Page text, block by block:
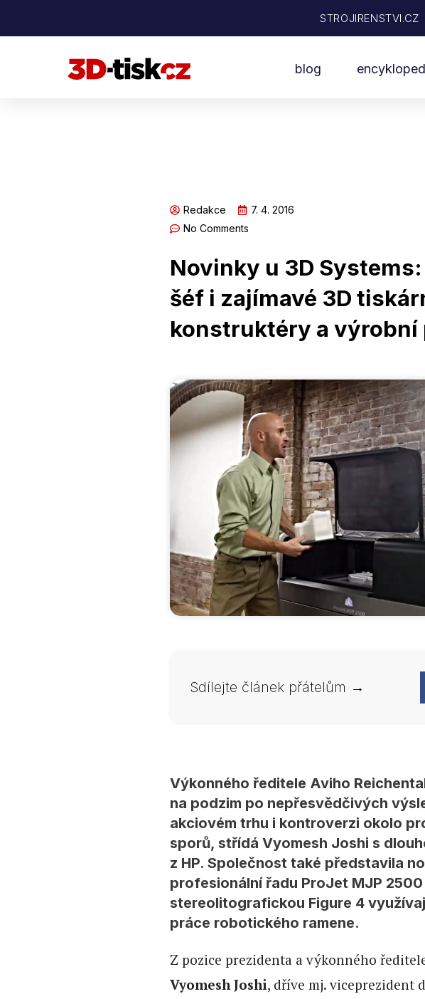
na
STROJIRENSTVI.CZ
blog
Redakce
7. 4. 2016
No Comments
Novinky u 3D
šéf i zajímavé 3D
konstruktéry a výrobní
Sdílejte článek přátelům →
Výkonného ředitele Aviho
na podzim po nepřesvědčivých
akciovém trhu i kontroverzi okolo
sporů, střídá Vyomesh Joshi s
z HP. Společnost také představila
profesionální řadu ProJet MJP
stereolitografickou Figure 4
práce robotického ramene.
Z pozice prezidenta a výkonného
Vyomesh Joshi, dříve mj. viceprezident